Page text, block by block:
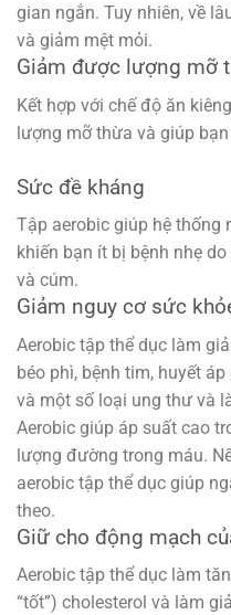
gian ngắn. Tuy nhiên, về
và giảm mệt mỏi.
Giảm được lượng mỡ
Kết hợp với chế độ ăn
lượng mỡ thừa và giúp
Sức đề kháng
Tập aerobic giúp hệ thống
khiến bạn ít bị bệnh nhẹ
và cúm.
Giảm nguy cơ sức
Aerobic tập thể dục làm
béo phì, bệnh tim, huyết
và một số loại ung thư và
Aerobic giúp áp suất cao
lượng đường trong máu.
aerobic tập thể dục giúp
theo.
Giữ cho động mạch
Aerobic tập thể dục làm
“tốt”) cholesterol và làm